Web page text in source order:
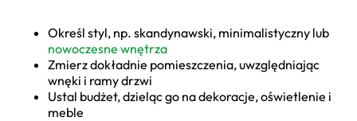
Określ styl, np. skandynawski, minimalistyczny lub
nowoczesne wnętrza
Zmierz dokładnie pomieszczenia, uwzględniając
wnęki i ramy drzwi
Ustal budżet, dzieląc go na dekoracje, oświetlenie i
meble